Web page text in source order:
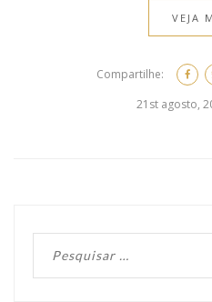
VEJA
Compartilhe:
21st agosto,